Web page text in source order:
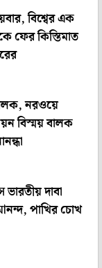
বিশ্বের এক
ফের কিস্তিমাত
নরওয়ে
বিস্ময় বালক
দাবা
পাখির চোখ